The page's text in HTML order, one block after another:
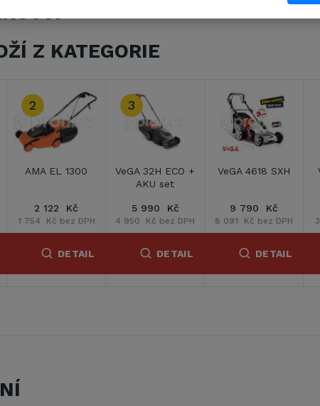
Z KATEGORIE
+
DPH
VeGA 4618 SXH
9 790 Kč
8 091 Kč bez DPH
DETAIL
VeGA GT 3805
3 790 Kč
3 132 Kč bez DPH
DETAIL
VeGA GT 4205
4 290 Kč
3 545 Kč bez DPH
DETAIL